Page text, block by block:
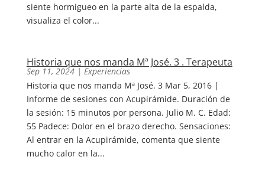
siente hormigueo en la parte alta de la espalda,
visualiza el color...
Historia que nos manda Mª José. 3 . Terapeuta
Sep 11, 2024| Experiencias
Historia que nos manda Mª José. 3 Mar 5, 2016 |
Informe de sesiones con Acupirámide. Duración de
la sesión: 15 minutos por persona. Julio M. C. Edad:
55 Padece: Dolor en el brazo derecho. Sensaciones:
Al entrar en la Acupirámide, comenta que siente
mucho calor en la...